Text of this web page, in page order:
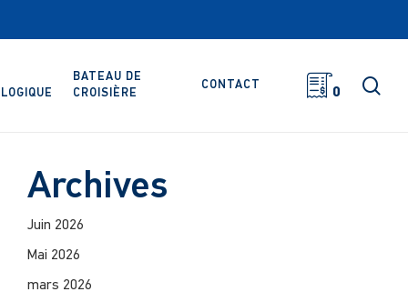
BATEAU DE
CROISIÈRE
CONTACT
0
Archives
Juin 2026
Mai 2026
mars 2026